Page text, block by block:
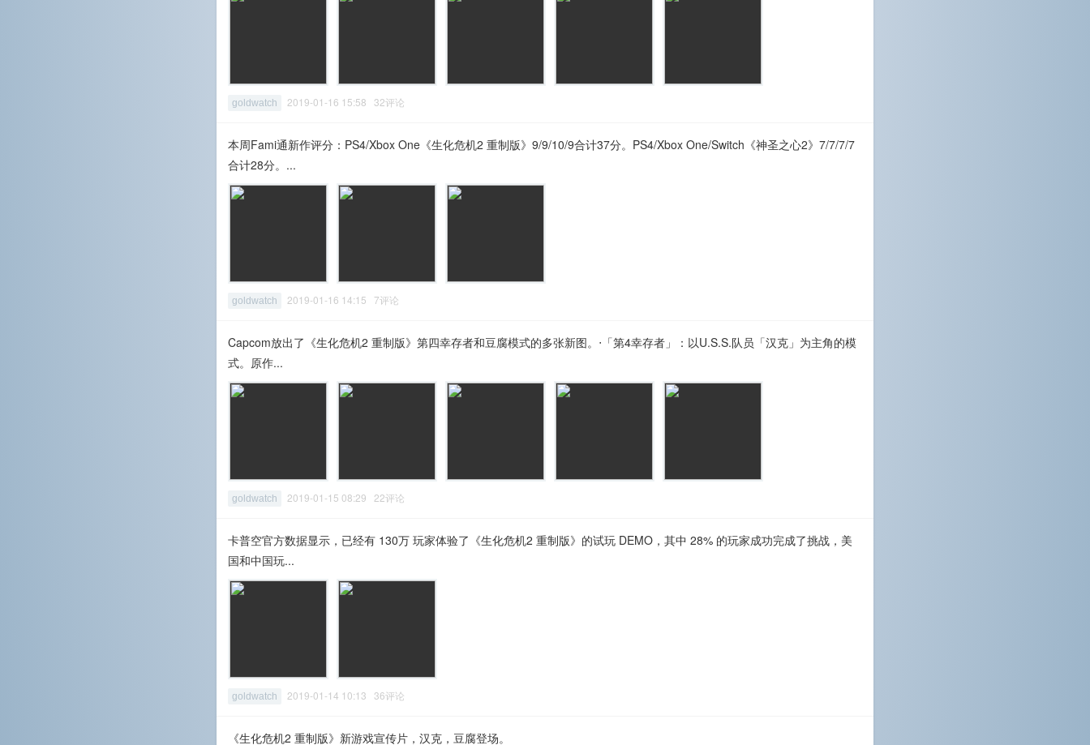
goldwatch 2019-01-16 15:58 32评论
本周Fami通新作评分：PS4/Xbox One《生化危机2 重制版》9/9/10/9合计37分。PS4/Xbox One/Switch《神圣之心2》7/7/7/7
合计28分。...
goldwatch 2019-01-16 14:15 7评论
Capcom放出了《生化危机2 重制版》第四幸存者和豆腐模式的多张新图。‧「第4幸存者」：以U.S.S.队员「汉克」为主角的模
式。原作...
goldwatch 2019-01-15 08:29 22评论
卡普空官方数据显示，已经有 130万 玩家体验了《生化危机2 重制版》的试玩 DEMO，其中 28% 的玩家成功完成了挑战，美
国和中国玩...
goldwatch 2019-01-14 10:13 36评论
《生化危机2 重制版》新游戏宣传片，汉克，豆腐登场。